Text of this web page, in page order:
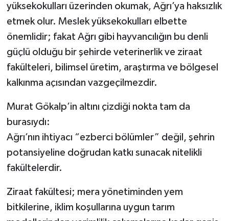
yüksekokulları üzerinden okumak, Ağrı’ya haksızlık
etmek olur. Meslek yüksekokulları elbette
önemlidir; fakat Ağrı gibi hayvancılığın bu denli
güçlü olduğu bir şehirde veterinerlik ve ziraat
fakülteleri, bilimsel üretim, araştırma ve bölgesel
kalkınma açısından vazgeçilmezdir.
Murat Gökalp’in altını çizdiği nokta tam da
burasıydı:
Ağrı’nın ihtiyacı “ezberci bölümler” değil, şehrin
potansiyeline doğrudan katkı sunacak nitelikli
fakültelerdir.
Ziraat fakültesi; mera yönetiminden yem
bitkilerine, iklim koşullarına uygun tarım